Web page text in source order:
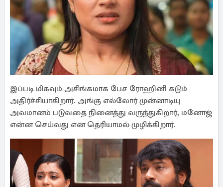
இப்படி மிகவும் அசிங்கமாக பேச ரோஹினி கடும்
அதிர்ச்சியாகிறார். அங்கு எல்லோர் முன்னாடியு
அவமானம் படுவதை நினைத்து வருந்துகிறார், மனோஜ்
என்ன செய்வது என தெரியாமல் முழிக்கிறார்.